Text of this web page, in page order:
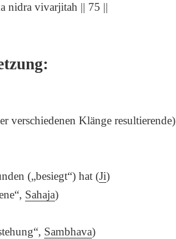
nidra vivarjitah || 75 ||
verschiedenen Klänge resultierende)
(„besiegt“) hat (Ji)
Sahaja)
Sambhava)